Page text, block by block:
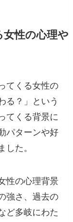
女性の心理や
てくる女性の
る？」という
てくる背景に
パターンや好
した。
性の心理背景
強さ、過去の
ど多岐にわた